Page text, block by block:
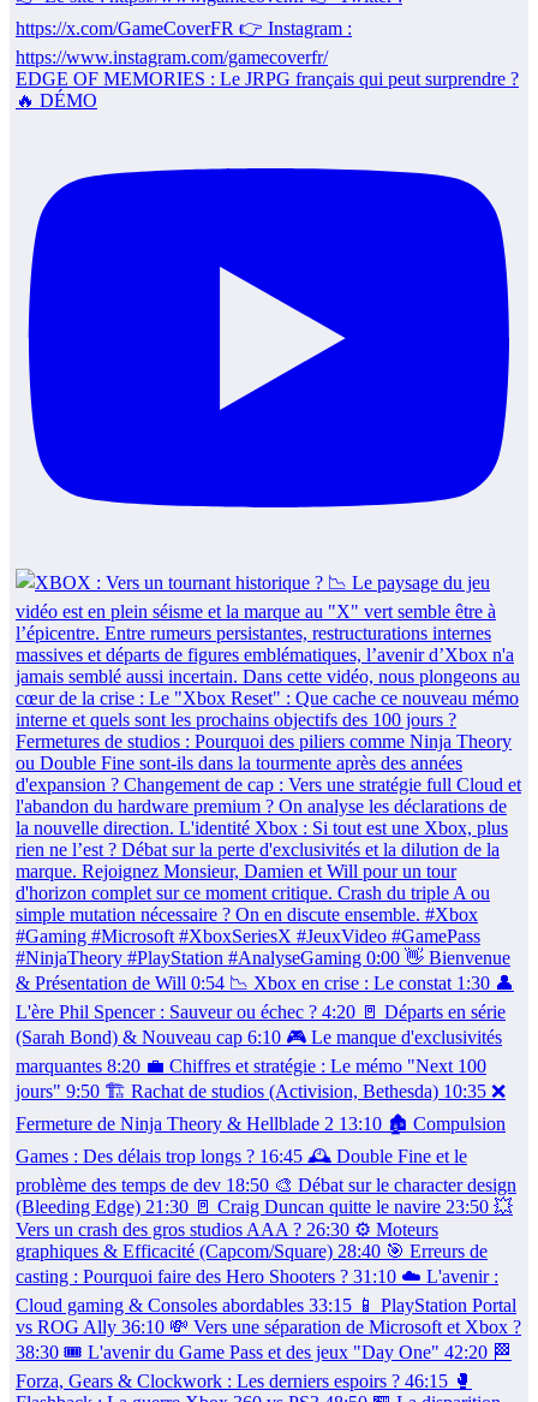
EDGE OF MEMORIES : Le JRPG français qui peut surprendre ?
🔥 DÉMO